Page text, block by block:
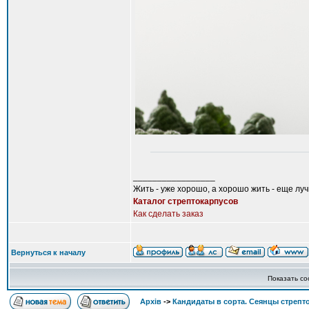
Жить - уже хорошо, а хорошо жить - еще
Каталог стрептокарпусов
Как сделать заказ
Вернуться к началу
Показать
Архів -> Кандидаты в сорта. Сеянцы